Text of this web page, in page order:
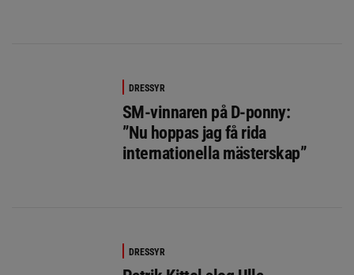
DRESSYR
SM-vinnaren på D-ponny:
”Nu hoppas jag få rida
internationella mästerskap”
DRESSYR